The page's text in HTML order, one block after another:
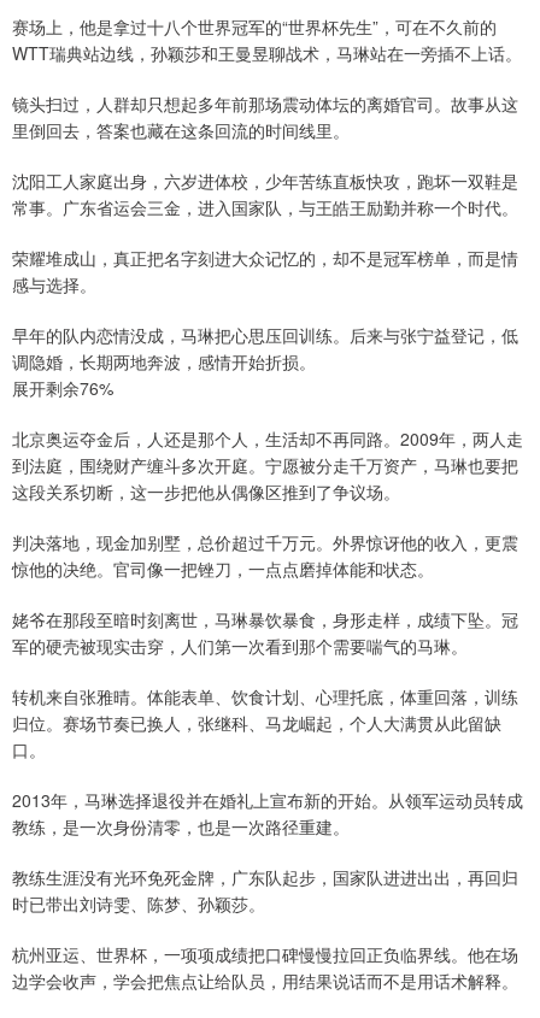
赛场上，他是拿过十八个世界冠军的“世界杯先生”，可在不久前的
WTT瑞典站边线，孙颖莎和王曼昱聊战术，马琳站在一旁插不上话。
镜头扫过，人群却只想起多年前那场震动体坛的离婚官司。故事从这
里倒回去，答案也藏在这条回流的时间线里。
沈阳工人家庭出身，六岁进体校，少年苦练直板快攻，跑坏一双鞋是
常事。广东省运会三金，进入国家队，与王皓王励勤并称一个时代。
荣耀堆成山，真正把名字刻进大众记忆的，却不是冠军榜单，而是情
感与选择。
早年的队内恋情没成，马琳把心思压回训练。后来与张宁益登记，低
调隐婚，长期两地奔波，感情开始折损。
展开剩余76%
北京奥运夺金后，人还是那个人，生活却不再同路。2009年，两人走
到法庭，围绕财产缠斗多次开庭。宁愿被分走千万资产，马琳也要把
这段关系切断，这一步把他从偶像区推到了争议场。
判决落地，现金加别墅，总价超过千万元。外界惊讶他的收入，更震
惊他的决绝。官司像一把锉刀，一点点磨掉体能和状态。
姥爷在那段至暗时刻离世，马琳暴饮暴食，身形走样，成绩下坠。冠
军的硬壳被现实击穿，人们第一次看到那个需要喘气的马琳。
转机来自张雅晴。体能表单、饮食计划、心理托底，体重回落，训练
归位。赛场节奏已换人，张继科、马龙崛起，个人大满贯从此留缺
口。
2013年，马琳选择退役并在婚礼上宣布新的开始。从领军运动员转成
教练，是一次身份清零，也是一次路径重建。
教练生涯没有光环免死金牌，广东队起步，国家队进进出出，再回归
时已带出刘诗雯、陈梦、孙颖莎。
杭州亚运、世界杯，一项项成绩把口碑慢慢拉回正负临界线。他在场
边学会收声，学会把焦点让给队员，用结果说话而不是用话术解释。